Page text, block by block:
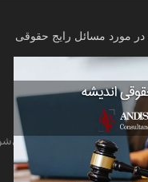
مورد مسائل رایج حقوقی
فرد بر یک ملک شناخته